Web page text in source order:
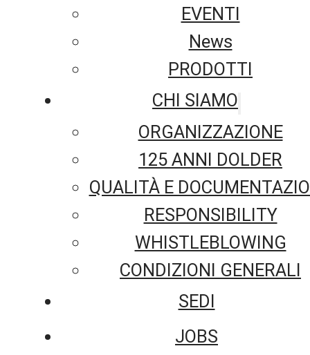
EVENTI
News
PRODOTTI
CHI SIAMO
ORGANIZZAZIONE
125 ANNI DOLDER
QUALITÀ E
RESPONSIBILITY
WHISTLEBLOWING
CONDIZIONI GENERALI
SEDI
JOBS